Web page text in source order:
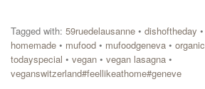
Tagged with: 59ruedelausanne • dishoftheday •
homemade • mufood • mufoodgeneva • organic
todayspecial • vegan • vegan lasagna •
veganswitzerland#feellikeathome#geneve